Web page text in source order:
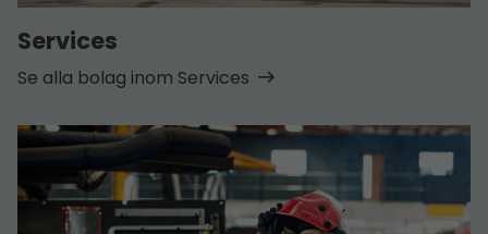
Services
Se alla bolag inom Services